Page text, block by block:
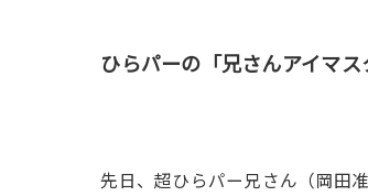
ひらパーの「兄さんアイマ
先日、超ひらパー兄さん（岡田